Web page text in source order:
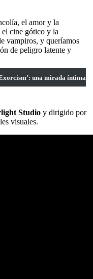
el amor y la
el cine gótico y la
vampiros, y queríamos
de peligro latente y
una mirada íntima
Studio y dirigido por
visuales.